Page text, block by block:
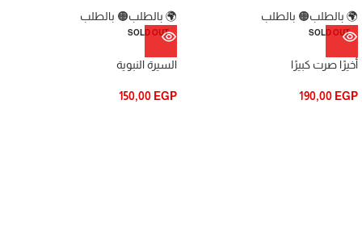
🌍 بالطلب🟠 بالطلب
SOLD OUT
أخيرًا صرت كبيرًا
190,00 EGP
🌍 بالطلب🟠 بالطلب
SOLD OUT
السيرة النبوية
150,00 EGP